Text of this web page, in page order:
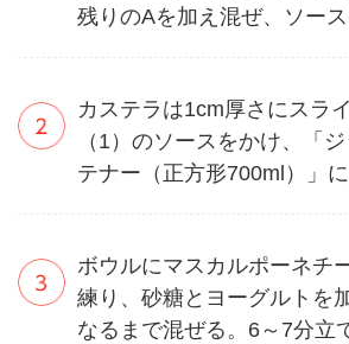
残りのAを加え混ぜ、ソース
カステラは1cm厚さにスラ
（1）のソースをかけ、「
テナー（正方形700ml）」に
ボウルにマスカルポーネチ
練り、砂糖とヨーグルトを
なるまで混ぜる。6～7分立